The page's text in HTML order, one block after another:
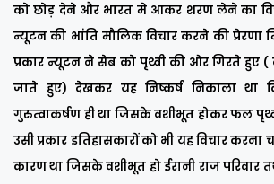
को छोड़ देने और भारत मे आकर शरण लेने का
न्यूटन की भांति मौलिक विचार करने की प्रेरणा
प्रकार न्यूटन ने सेब को पृथ्वी की ओर गिरते
जाते हुए) देखकर यह निष्कर्ष निकाला था
गुरुत्वाकर्षण ही था जिसके वशीभूत होकर फल
उसी प्रकार इतिहासकारों को भी यह विचार करना
कारण था जिसके वशीभूत हो ईरानी राज परिवार